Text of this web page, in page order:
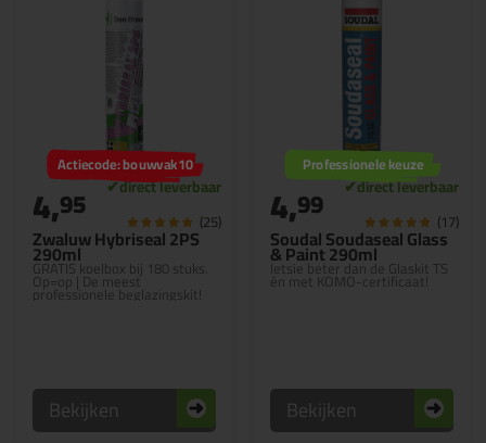
Zwaluw Hybriseal 2PS
290ml
GRATIS koelbox bij 180 stuks.
Op=op | De meest
professionele beglazingskit!
Actiecode: bouwvak10
4,95 (25)
Bekijken
Soudal Soudaseal Glass
& Paint 290ml
Ietsie beter dan de Glaskit TS
én met KOMO-certificaat!
Professionele keuze
4,99 (17)
Bekijken